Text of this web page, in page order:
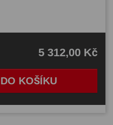
KOŠÍKU
5 312,00 Kč